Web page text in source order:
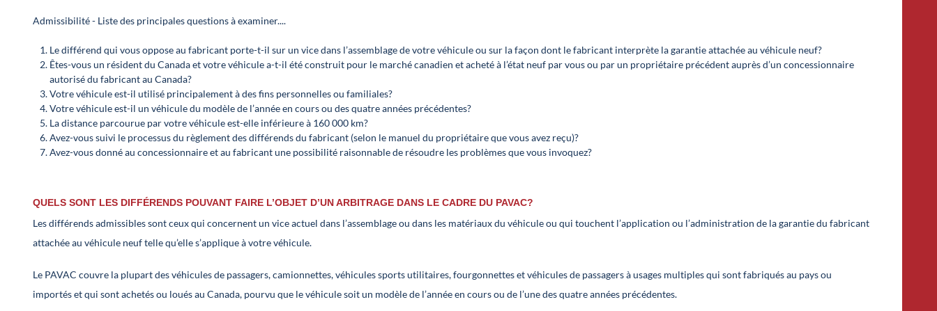
Admissibilité - Liste des principales questions à examiner....
Le différend qui vous oppose au fabricant porte-t-il sur un vice dans l’assemblage de votre véhicule ou sur la façon dont le fabricant interprète la garantie attachée au véhicule neuf?
Êtes-vous un résident du Canada et votre véhicule a-t-il été construit pour le marché canadien et acheté à l’état neuf par vous ou par un propriétaire précédent auprès d’un concessionnaire
autorisé du fabricant au Canada?
Votre véhicule est-il utilisé principalement à des fins personnelles ou familiales?
Votre véhicule est-il un véhicule du modèle de l’année en cours ou des quatre années précédentes?
La distance parcourue par votre véhicule est-elle inférieure à 160 000 km?
Avez-vous suivi le processus du règlement des différends du fabricant (selon le manuel du propriétaire que vous avez reçu)?
Avez-vous donné au concessionnaire et au fabricant une possibilité raisonnable de résoudre les problèmes que vous invoquez?
QUELS SONT LES DIFFÉRENDS POUVANT FAIRE L’OBJET D’UN ARBITRAGE DANS LE CADRE DU PAVAC?
Les différends admissibles sont ceux qui concernent un vice actuel dans l’assemblage ou dans les matériaux du véhicule ou qui touchent l’application ou l’administration de la garantie du fabricant
attachée au véhicule neuf telle qu’elle s’applique à votre véhicule.
Le PAVAC couvre la plupart des véhicules de passagers, camionnettes, véhicules sports utilitaires, fourgonnettes et véhicules de passagers à usages multiples qui sont fabriqués au pays ou
importés et qui sont achetés ou loués au Canada, pourvu que le véhicule soit un modèle de l’année en cours ou de l’une des quatre années précédentes.